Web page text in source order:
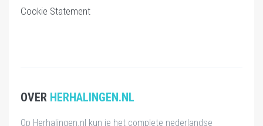
Cookie Statement
OVER HERHALINGEN.NL
Op Herhalingen.nl kun je het complete nederlandse